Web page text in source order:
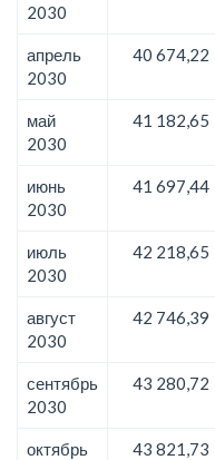
2030
апрель
2030
40 674,22
май
2030
41 182,65
июнь
2030
41 697,44
июль
2030
42 218,65
август
2030
42 746,39
сентябрь
2030
43 280,72
октябрь
43 821,73